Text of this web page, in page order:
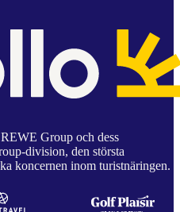
Group och dess
division, den största
koncernen inom turistnäringen.